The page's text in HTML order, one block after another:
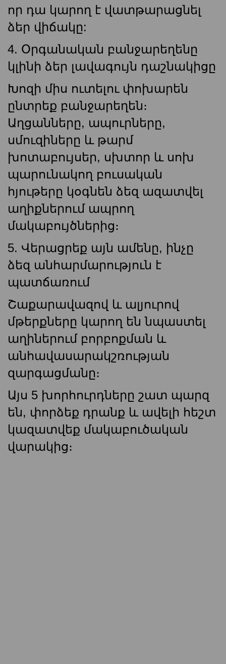
որ դա կարող է վատթարացնել
ձեր վիճակը:
4. Օրգանական բանջարեղենը
կլինի ձեր լավագույն դաշնակիցը
Խոզի միս ուտելու փոխարեն
ընտրեք բանջարեղեն։
Աղցանները, ապուրները,
սմուզիները և թարմ
խոտաբույսեր, սխտոր և սոխ
պարունակող բուսական
հյութերը կօգնեն ձեզ ազատվել
աղիքներում ապրող
մակաբույծներից։
5. Վերացրեք այն ամենը, ինչը
ձեզ անհարմարություն է
պատճառում
Շաքարավազով և ալյուրով
մթերքները կարող են նպաստել
աղիներում բորբոքման և
անհավասարակշռության
զարգացմանը։
Այս 5 խորհուրդները շատ պարզ
են, փորձեք դրանք և ավելի հեշտ
կազատվեք մակաբուծական
վարակից։